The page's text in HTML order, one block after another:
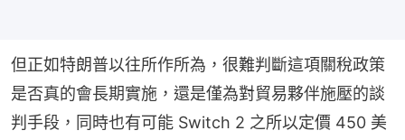
但正如特朗普以往所作所為，很難判斷這項關稅政策
是否真的會長期實施，還是僅為對貿易夥伴施壓的談
判手段，同時也有可能 Switch 2 之所以定價 450 美